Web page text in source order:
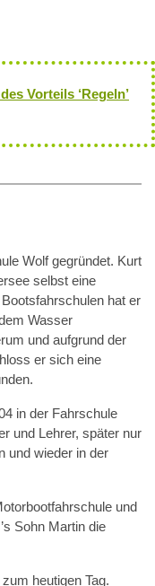
Vorteils ‘Regeln’
Wolf gegründet. Kurt
selbst eine
hat er
Wasser
und aufgrund der
er sich eine
in der Fahrschule
und Lehrer, später nur
und wieder in der
und
Sohn Martin die
heutigen Tag.